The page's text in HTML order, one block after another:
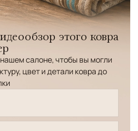
этого ковра
салоне, чтобы вы могли
цвет и детали ковра до